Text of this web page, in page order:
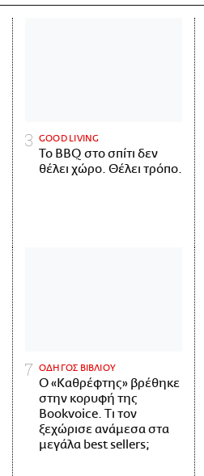
GOOD LIVING
Το BBQ στο σπίτι δεν
θέλει χώρο. Θέλει τρόπο.
ΟΔΗΓΟΣ ΒΙΒΛΙΟΥ
Ο «Καθρέφτης» βρέθηκε
στην κορυφή της
Bookvoice. Τι τον
ξεχώρισε ανάμεσα στα
μεγάλα best sellers;